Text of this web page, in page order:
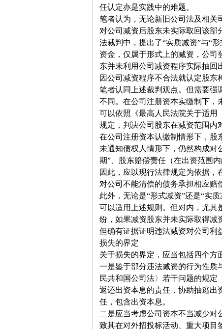
任认定亦是实践中的难题。
笔者认为，无论新旧公司法及相关
对公司减资后股东未实际取回该部
法裁判中，提出了“实质减资”与“
资金，仅属于形式上的减资，公司
东并未利用公司减资程序实际抽
因公司减资程序不合法就认定股东
笔者认同上述裁判观点。但需要强
不同。在公司注册资本实缴制下，
可以依照《最高人民法院关于适用
规定，判决公司股东在减资范围内
在公司注册资本认缴制情形下，股
未通知债权人情形下，仍然构成对
期”、股东赔偿责任（在出资范围
因此，应以现行法律规定为依据，
对公司不能清偿的债务承担相应赔
此外，无论是“形式减资”还是“实
可以适用上述规则。但对内，尤其
纷，如果减资股东并未实际取得减
但确有证据证明违法减资对公司利
损失的界定
关于损失的界定，应当包括四个方
一是鉴于部分违法减资的行为性质
民共和国公司法〉若干问题的规定
返还出资本息的责任，协助抽逃出
任，包含出资本息。
二是应当考虑公司资本不当减少
致其在对外招投标活动、重大项目